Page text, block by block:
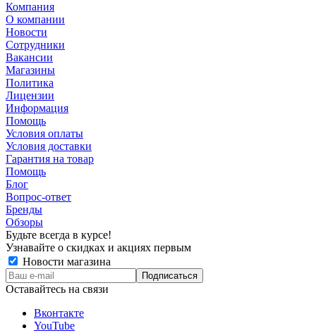
Компания
О компании
Новости
Сотрудники
Вакансии
Магазины
Политика
Лицензии
Информация
Помощь
Условия оплаты
Условия доставки
Гарантия на товар
Помощь
Блог
Вопрос-ответ
Бренды
Обзоры
Будьте всегда в курсе!
Узнавайте о скидках и акциях первым
Новости магазина
Оставайтесь на связи
Вконтакте
YouTube